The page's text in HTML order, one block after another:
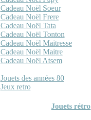
Cadeau Noël Soeur
Cadeau Noël Frere
Cadeau Noël Tata
Cadeau Noël Tonton
Cadeau Noël Maitresse
Cadeau Noël Maitre
Cadeau Noël Atsem
Jouets des années 80
Jeux retro
Jouets rétro